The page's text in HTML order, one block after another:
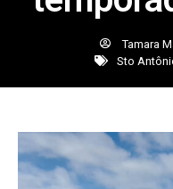
Tamara
Sto